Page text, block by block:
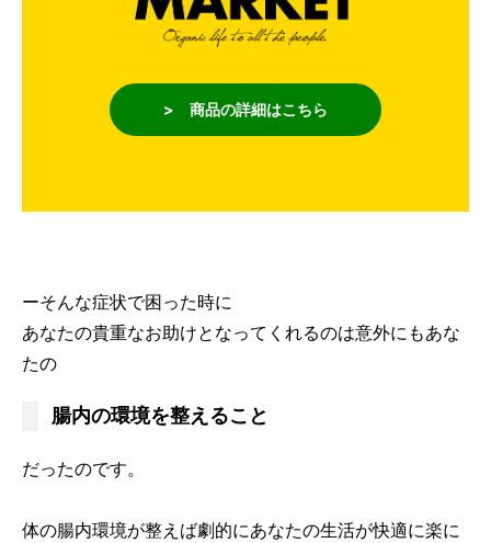
> 商品の詳細はこちら
ーそんな症状で困った時に
あなたの貴重なお助けとなってくれるのは意外にもあな
たの
腸内の環境を整えること
だったのです。
体の腸内環境が整えば劇的にあなたの生活が快適に楽に